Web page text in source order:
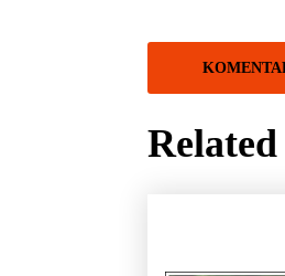
Related